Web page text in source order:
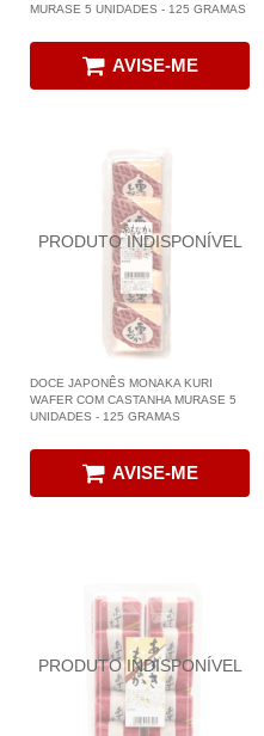
MURASE 5 UNIDADES - 125 GRAMAS
AVISE-ME
DOCE JAPONÊS MONAKA KURI
WAFER COM CASTANHA MURASE 5
UNIDADES - 125 GRAMAS
AVISE-ME